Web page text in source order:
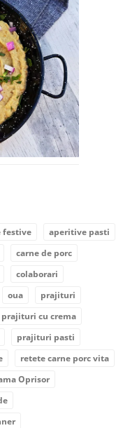
festive
aperitive pasti
carne de porc
colaborari
oua
prajituri
prajituri cu crema
prajituri pasti
retete carne porc vita
Oprisor